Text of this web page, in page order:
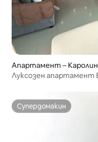
Апартамент –
Луксозен апартамент
Супердомакин
Супердомакин